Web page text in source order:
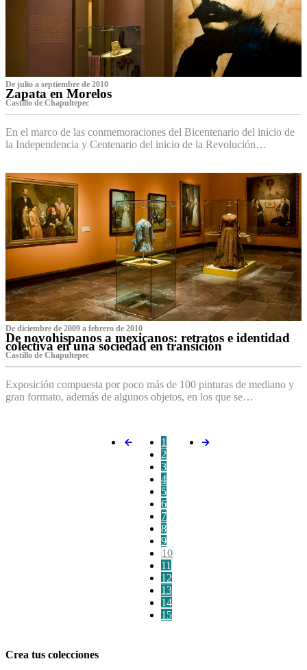
De julio a septiembre de 2010
Zapata en Morelos
Castillo de Chapultepec
En el marco de las conmemoraciones del Bicentenario del inicio de
la Independencia y Centenario del inicio de la Revolución…
De diciembre de 2009 a febrero de 2010
De novohispanos a mexicanos: retratos e identidad
colectiva en una sociedad en transición
Castillo de Chapultepec
Exposición compuesta por poco más de 100 pinturas de mediano y
gran formato, además de algunos objetos, en los que se…
1
2
3
4
5
6
7
8
9
10
11
12
13
14
15
Crea tus colecciones